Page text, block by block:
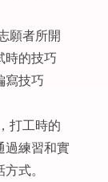
願者所開
時的技巧
寫技巧
打工時的
過練習和實
式。